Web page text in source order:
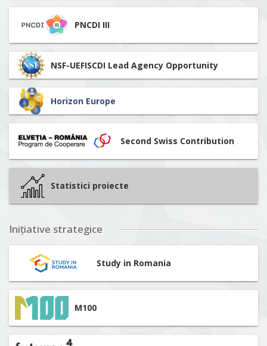
PNCDI III
NSF-UEFISCDI Lead Agency Opportunity
Horizon Europe
Second Swiss Contribution
Statistici proiecte
Inițiative strategice
Study in Romania
M100